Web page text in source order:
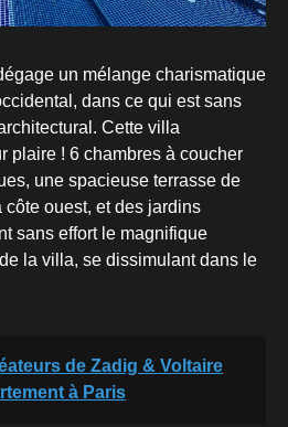
un mélange charismatique
dans ce qui est sans
Cette villa
plaire ! 6 chambres à coucher
une spacieuse terrasse de
ouest, et des jardins
sans effort le magnifique
la villa, se dissimulant dans le
de Zadig & Voltaire
à Paris